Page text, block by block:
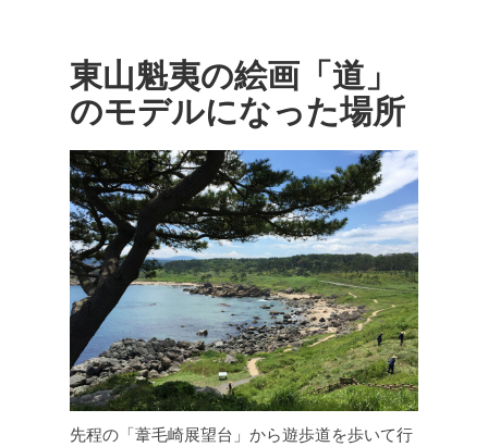
東山魁夷の絵画「道」
のモデルになった場所
先程の「葦毛崎展望台」から遊歩道を歩いて行